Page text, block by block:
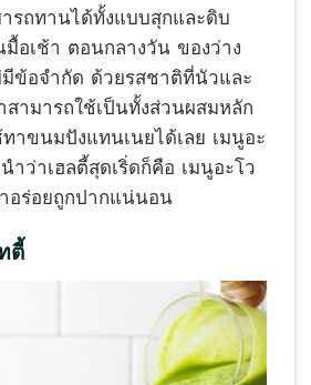
รถทานได้ทั้งแบบสุกและดิบ
อเช้า ตอนกลางวัน ของว่าง
มีข้อจำกัด ด้วยรสชาติที่นัวและ
ามารถใช้เป็นทั้งส่วนผสมหลัก
าขนมปังแทนเนยได้เลย เมนูอะ
ำว่าเฮลตี้สุดเริ่ดก็คือ เมนูอะโว
อร่อยถูกปากแน่นอน
ตี้